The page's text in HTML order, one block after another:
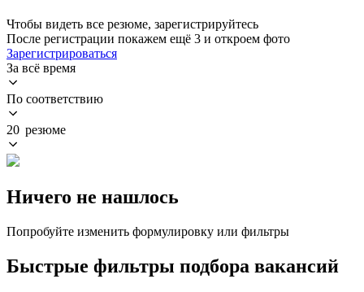
Чтобы видеть все резюме, зарегистрируйтесь
После регистрации покажем ещё 3 и откроем фото
Зарегистрироваться
За всё время
По соответствию
20 резюме
Ничего не нашлось
Попробуйте изменить формулировку или фильтры
Быстрые фильтры подбора вакансий